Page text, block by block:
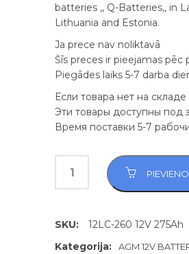
batteries ,, Q-Batteries,, in
Lithuania and Estonia.
Ja prece nav noliktavā
Šīs preces ir pieejamas pēc
Piegādes laiks 5-7 darba
Если товара нет на складе
Эти товары доступны под
Время поставки 5-7
SKU:
12LC-260 12V 275Ah
Kategorija:
AGM 12V